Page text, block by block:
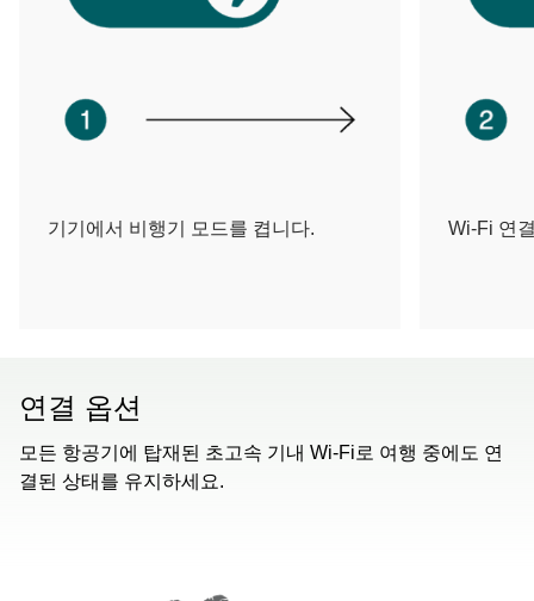
기기에서 비행기 모드를 켭니다. Wi-Fi 연
연결 옵션
모든 항공기에 탑재된 초고속 기내 Wi-Fi로 여행 중에도 연
결된 상태를 유지하세요.